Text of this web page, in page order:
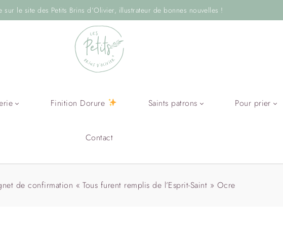
sur le site des Petits Brins d’Olivier, illustrateur de bonnes nouvelles !
Finition Dorure Saints patrons Pour prier
Contact
de confirmation « Tous furent remplis de l’Esprit-Saint » Ocre